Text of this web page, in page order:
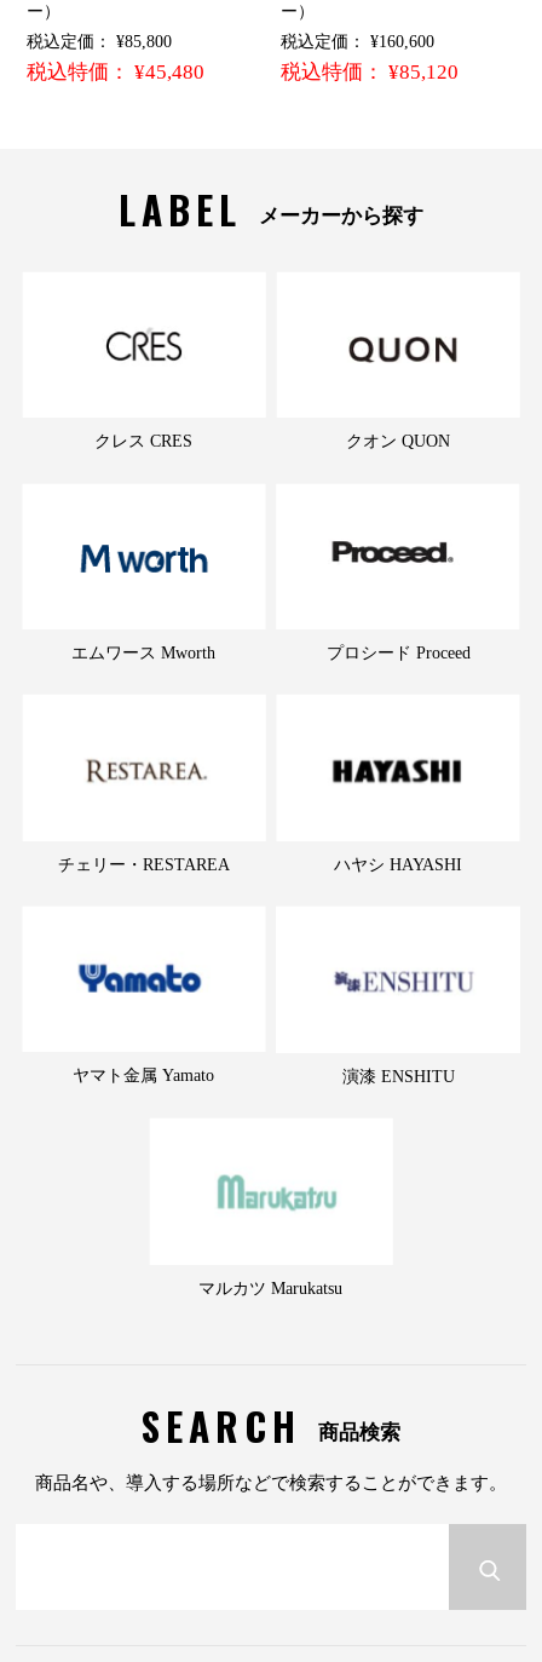
ー）
税込定価： ¥85,800
税込特価： ¥45,480
ー）
税込定価： ¥160,600
税込特価： ¥85,120
LABEL メーカーから探す
クレス CRES クオン QUON
エムワース Mworth プロシード Proceed
チェリー・RESTAREA ハヤシ HAYASHI
ヤマト金属 Yamato 演漆 ENSHITU
マルカツ Marukatsu
SEARCH 商品検索
商品名や、導入する場所などで検索することができます。